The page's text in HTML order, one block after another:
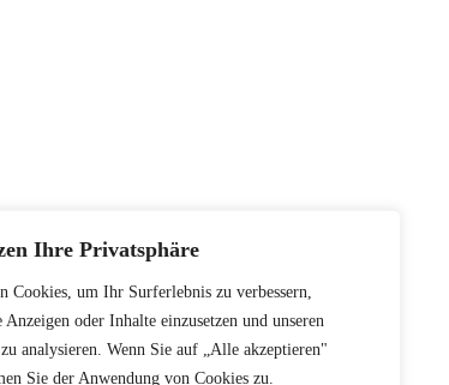
Ihre Privatsphäre
Cookies, um Ihr Surferlebnis zu verbessern,
Anzeigen oder Inhalte einzusetzen und unseren
analysieren. Wenn Sie auf „Alle akzeptieren"
Sie der Anwendung von Cookies zu.